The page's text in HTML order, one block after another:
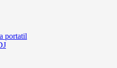
portatil